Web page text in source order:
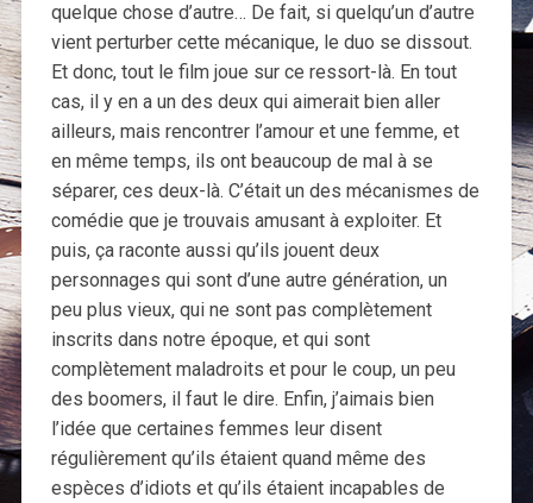
quelque chose d’autre… De fait, si quelqu’un d’autre
vient perturber cette mécanique, le duo se dissout.
Et donc, tout le film joue sur ce ressort-là. En tout
cas, il y en a un des deux qui aimerait bien aller
ailleurs, mais rencontrer l’amour et une femme, et
en même temps, ils ont beaucoup de mal à se
séparer, ces deux-là. C’était un des mécanismes de
comédie que je trouvais amusant à exploiter. Et
puis, ça raconte aussi qu’ils jouent deux
personnages qui sont d’une autre génération, un
peu plus vieux, qui ne sont pas complètement
inscrits dans notre époque, et qui sont
complètement maladroits et pour le coup, un peu
des boomers, il faut le dire. Enfin, j’aimais bien
l’idée que certaines femmes leur disent
régulièrement qu’ils étaient quand même des
espèces d’idiots et qu’ils étaient incapables de